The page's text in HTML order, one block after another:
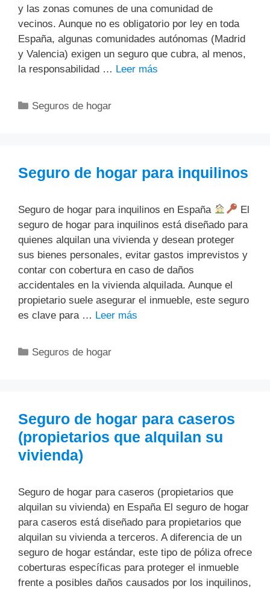
y las zonas comunes de una comunidad de
vecinos. Aunque no es obligatorio por ley en toda
España, algunas comunidades autónomas (Madrid
y Valencia) exigen un seguro que cubra, al menos,
la responsabilidad … Leer más
Categorías
Seguros de hogar
Seguro de hogar para inquilinos
Seguro de hogar para inquilinos en España
El
seguro de hogar para inquilinos está diseñado para
quienes alquilan una vivienda y desean proteger
sus bienes personales, evitar gastos imprevistos y
contar con cobertura en caso de daños
accidentales en la vivienda alquilada. Aunque el
propietario suele asegurar el inmueble, este seguro
es clave para … Leer más
Categorías
Seguros de hogar
Seguro de hogar para caseros
(propietarios que alquilan su
vivienda)
Seguro de hogar para caseros (propietarios que
alquilan su vivienda) en España El seguro de hogar
para caseros está diseñado para propietarios que
alquilan su vivienda a terceros. A diferencia de un
seguro de hogar estándar, este tipo de póliza ofrece
coberturas específicas para proteger el inmueble
frente a posibles daños causados por los inquilinos,